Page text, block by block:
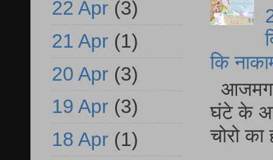
कि
घंटे के
चोरो
22 Apr (3)
21 Apr (1)
20 Apr (3)
19 Apr (3)
18 Apr (1)